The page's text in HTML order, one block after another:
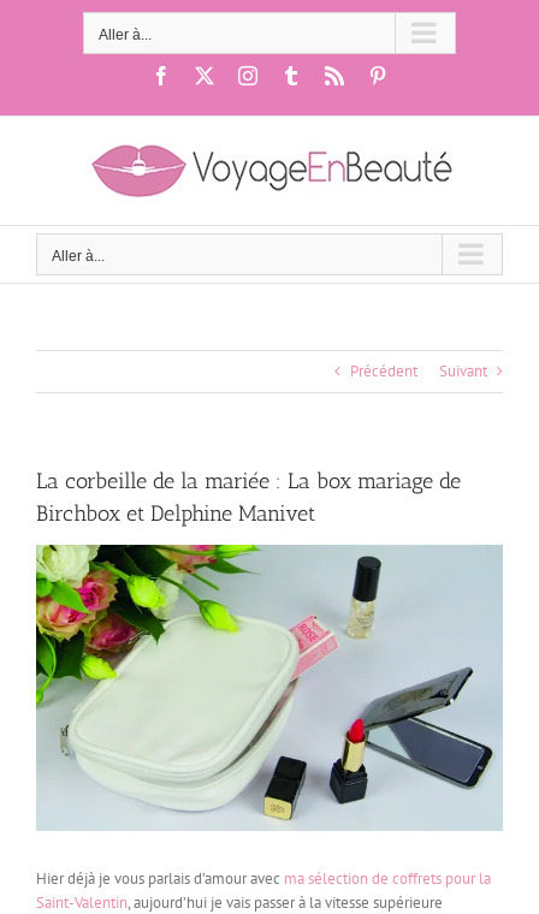
Aller à...
Facebook Instagram
Tumblr
Aller à...
Précédent Suivant
La corbeille de la mariée : La box mariage de
Birchbox et Delphine Manivet
Hier déjà je vous parlais d’amour avec ma sélection de coffrets pour la
Saint-Valentin, aujourd’hui je vais passer à la vitesse supérieure